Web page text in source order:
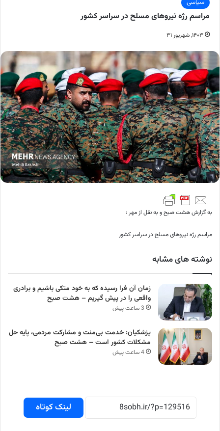
سیاسی
مراسم رژه نیروهای مسلح در سراسر کشور
۱۴۰۳, شهریور ۳۱
به گزارش هشت صبح و به نقل از مهر :
مراسم رژه نیروهای مسلح در سراسر کشور
نوشته های مشابه
زمان آن فرا رسیده که به خود متکی باشیم و برادری
واقعی را در پیش گیریم – هشت صبح
3 ساعت پیش
پزشکیان: خدمت بی‌منت و مشارکت مردمی، پایه حل
مشکلات کشور است – هشت صبح
4 ساعت پیش
لینک کوتاه